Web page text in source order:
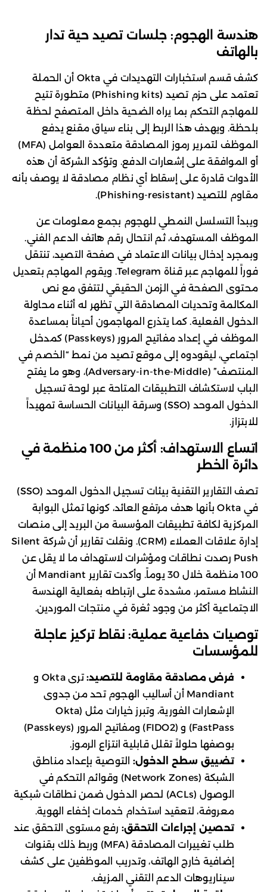
هندسة الهجوم: جلسات تصيد حية تدار
بالهاتف
كشف قسم استخبارات التهديدات في Okta أن الحملة
تعتمد على حزم تصيد (Phishing kits) متطورة تتيح
للمهاجم التحكم بما يراه الضحية داخل المتصفح لحظة
بلحظة. ويهدف هذا الربط إلى بناء سياق مقنع يدفع
الموظف لتمرير رموز المصادقة متعددة العوامل (MFA)
أو الموافقة على إشعارات الدفع. وتؤكد الشركة أن هذه
الأدوات قادرة على إسقاط أي نظام مصادقة لا يوصف بأنه
مقاوم للتصيد (Phishing-resistant).
ويبدأ التسلسل النمطي للهجوم بجمع معلومات عن
الموظف المستهدف، ثم انتحال رقم هاتف الدعم الفني.
وبمجرد إدخال بيانات الاعتماد في صفحة التصيد، تنتقل
فوراً للمهاجم عبر قناة Telegram. ويقوم المهاجم بتعديل
محتوى الصفحة في الزمن الحقيقي لتتفق مع نص
المكالمة وتحديات المصادقة التي تظهر له أثناء محاولة
الدخول الفعلية. كما يتذرع المهاجمون أحياناً بمساعدة
الموظف في إعداد مفاتيح المرور (Passkeys) كمدخل
اجتماعي، ليقودوه إلى موقع تصيد من نمط “الخصم في
المنتصف” (Adversary-in-the-Middle)، وهو ما يفتح
الباب لاستكشاف التطبيقات المتاحة عبر لوحة تسجيل
الدخول الموحد (SSO) وسرقة البيانات الحساسة تمهيداً
للابتزاز.
اتساع الاستهداف: أكثر من 100 منظمة في
دائرة الخطر
تصف التقارير التقنية بيئات تسجيل الدخول الموحد (SSO)
في Okta بأنها هدف مرتفع العائد، كونها تمثل البوابة
المركزية لكافة تطبيقات المؤسسة من البريد إلى منصات
إدارة علاقات العملاء (CRM). ونقلت تقارير أن شركة Silent
Push رصدت نطاقات ومؤشرات لاستهداف ما لا يقل عن
100 منظمة خلال 30 يوماً. وأكدت تقارير Mandiant أن
النشاط مستمر، مشددة على ارتباطه بفعالية الهندسة
الاجتماعية أكثر من وجود ثغرة في منتجات الموردين.
توصيات دفاعية عملية: نقاط تركيز عاجلة
للمؤسسات
فرض مصادقة مقاومة للتصيد:
ترى Okta و
Mandiant أن أساليب الهجوم تحد من جدوى
الإشعارات الفورية، وتبرز خيارات مثل (Okta
FastPass) و (FIDO2) ومفاتيح المرور (Passkeys)
بوصفها حلولاً تقلل قابلية انتزاع الرموز.
تضييق سطح الدخول: التوصية بإعداد مناطق
الشبكة (Network Zones) وقوائم التحكم في
الوصول (ACLs) لحصر الدخول ضمن نطاقات شبكية
معروفة، لتعقيد استخدام خدمات إخفاء الهوية.
تحصين إجراءات التحقق: رفع مستوى التحقق عند
طلب تغييرات المصادقة (MFA) وربط ذلك بقنوات
إضافية خارج الهاتف، وتدريب الموظفين على كشف
سيناريوهات الدعم التقني المزيف.